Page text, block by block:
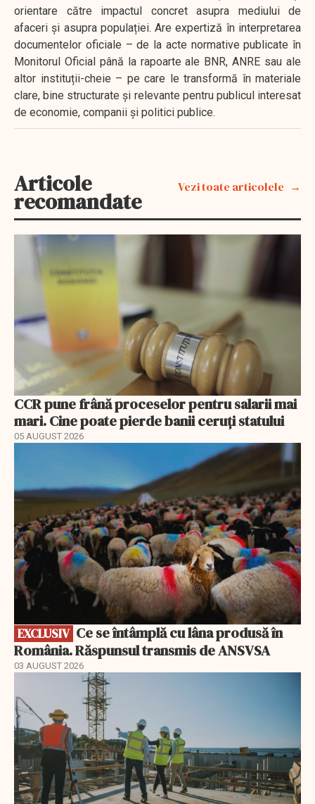
orientare către impactul concret asupra mediului de
afaceri și asupra populației. Are expertiză în interpretarea
documentelor oficiale – de la acte normative publicate în
Monitorul Oficial până la rapoarte ale BNR, ANRE sau ale
altor instituții-cheie – pe care le transformă în materiale
clare, bine structurate și relevante pentru publicul interesat
de economie, companii și politici publice.
Articole
recomandate
Vezi toate articolele
CCR pune frână proceselor pentru salarii mai
mari. Cine poate pierde banii ceruți statului
05 AUGUST 2026
EXCLUSIV
România. Răspunsul transmis de ANSVSA
03 AUGUST 2026